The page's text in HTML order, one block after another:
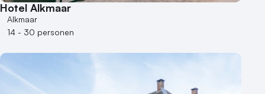
Hotel Alkmaar
Alkmaar
14 - 30 personen